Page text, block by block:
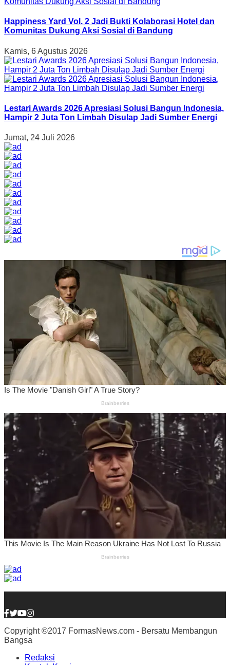
Happiness Yard Vol. 2 Jadi Bukti Kolaborasi Hotel dan
Komunitas Dukung Aksi Sosial di Bandung
Kamis, 6 Agustus 2026
Lestari Awards 2026 Apresiasi Solusi Bangun Indonesia,
Hampir 2 Juta Ton Limbah Disulap Jadi Sumber Energi
Jumat, 24 Juli 2026
Copyright ©2017 FormasNews.com - Bersatu Membangun
Bangsa
Redaksi